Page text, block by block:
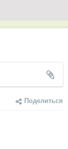
Поделиться